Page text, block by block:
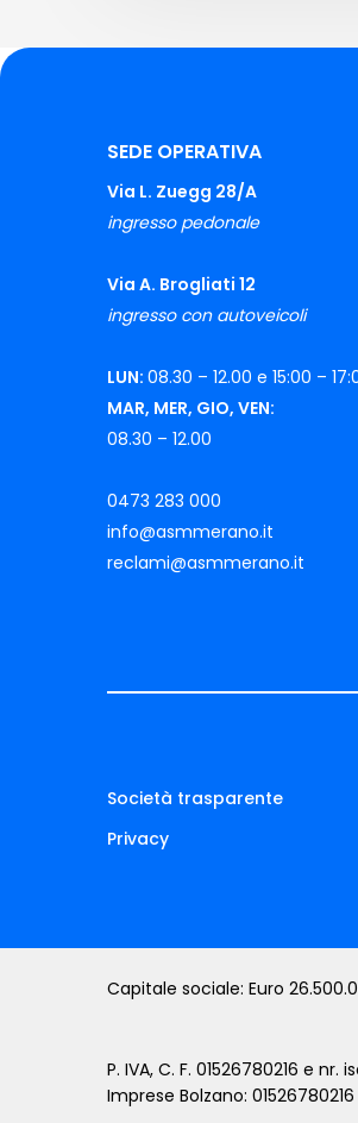
SEDE OPERATIVA
Via L. Zuegg 28/A
ingresso pedonale
Via A. Brogliati 12
ingresso con autoveicoli
LUN: 08.30 – 12.00 e 15:00 –
MAR, MER, GIO, VEN:
08.30 – 12.00
0473 283 000
info@asmmerano.it
reclami@asmmerano.it
Società trasparente
Privacy
Capitale sociale: Euro
P. IVA, C. F. 01526780216 e nr.
Imprese Bolzano: 01526780216